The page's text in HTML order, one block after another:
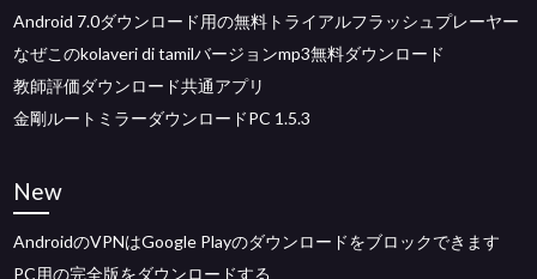
Android 7.0ダウンロード用の無料トライアルフラッシュプレーヤー
なぜこのkolaveri di tamilバージョンmp3無料ダウンロード
教師評価ダウンロード共通アプリ
金剛ルートミラーダウンロードPC 1.5.3
New
AndroidのVPNはGoogle Playのダウンロードをブロックできます
PC用の完全版をダウンロードする